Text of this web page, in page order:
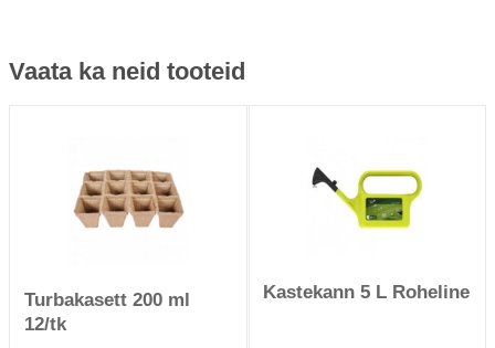
Vaata ka neid tooteid
Turbakasett 200 ml
12/tk
Kastekann 5 L Roheline